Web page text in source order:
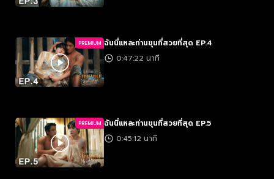
PREMIUM ฉันนี่แหละท่านขุนที่สวยที่สุด EP.4
0:47:22 นาที
PREMIUM ฉันนี่แหละท่านขุนที่สวยที่สุด EP.5
0:45:12 นาที